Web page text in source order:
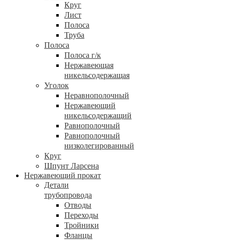
Круг
Лист
Полоса
Труба
Полоса
Полоса г/к
Нержавеющая
никельсодержащая
Уголок
Неравнополочный
Нержавеющий
никельсодержащий
Равнополочный
Равнополочный
низколегированный
Круг
Шпунт Ларсена
Нержавеющий прокат
Детали
трубопровода
Отводы
Переходы
Тройники
Фланцы